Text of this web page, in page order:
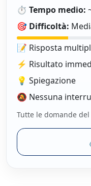
⏱️ Tempo medio:
🎯 Difficoltà:
📝 Risposta
⚡ Risultato
💡 Spiegazione
🔕 Nessuna
Tutte le domande